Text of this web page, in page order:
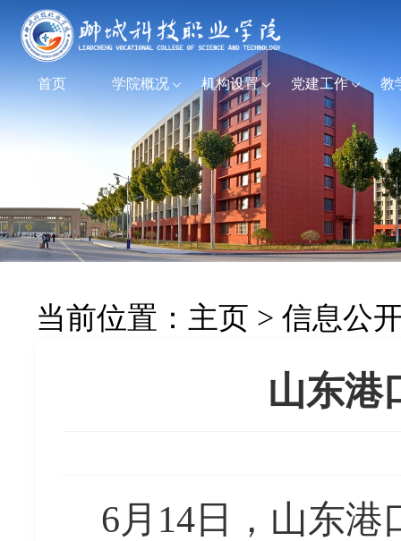
首页 学院概况 机构设置 党建工作 教
当前位置： 主页 > 信息公
山东港
6月14日，山东